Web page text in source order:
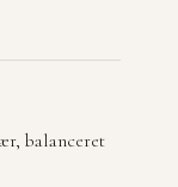
balanceret